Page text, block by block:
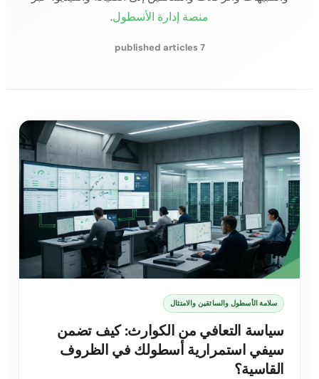
منصة إدارة الأسطول.
7 published articles
سلامة الأسطول والسائقين والامتثال
سياسة التعافي من الكوارث: كيف تضمن
سيفي استمرارية أسطولك في الظروف
القاسية؟